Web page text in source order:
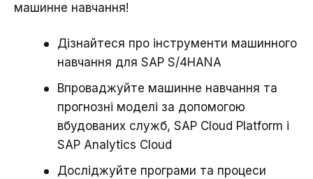
машинне навчання!
Дізнайтеся про інструменти машинного
навчання для SAP S/4HANA
Впроваджуйте машинне навчання та
прогнозні моделі за допомогою
вбудованих служб, SAP Cloud Platform і
SAP Analytics Cloud
Досліджуйте програми та процеси